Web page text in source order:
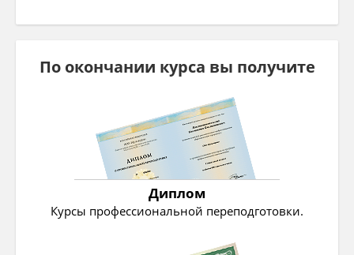
По окончании курса вы получите
Диплом
Курсы профессиональной переподготовки.